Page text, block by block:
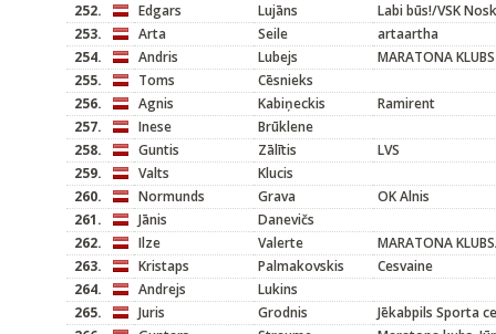
252.
Edgars Lujāns
Labi būs!/VSK
253.
Arta Seile
artaartha
254.
Andris Lubejs
MARATONA KLUBS
255.
Toms
Cēsnieks
256.
Agnis Kabiņeckis
Ramirent
257.
Inese
Brūklene
258.
Guntis Zālītis
LVS
259.
Valts
Klucis
260.
Normunds Grava
OK Alnis
261.
Jānis
Danevičs
262.
Ilze Valerte
MARATONA
263.
Kristaps Palmakovskis
Cesvaine
264.
Andrejs
Lukins
265.
Juris Grodnis
Jēkabpils Sporta